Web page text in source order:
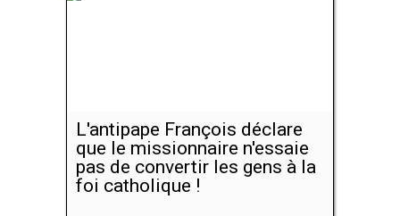
L'antipape François déclare
que le missionnaire n'essaie
pas de convertir les gens à la
foi catholique !